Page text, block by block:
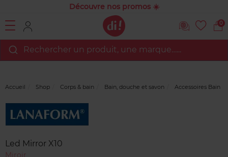
Découvre nos promos ☀️
0
Rechercher un produit, une marque…...
Accueil Shop Corps & bain Bain, douche et savon Accessoires Bain
Marque
Led Mirror X10
Miroir